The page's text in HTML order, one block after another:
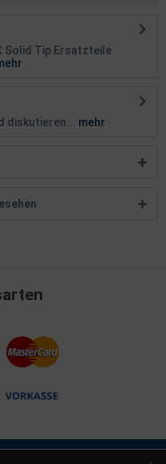
Solid Tip Ersatzteile
diskutieren...
mehr